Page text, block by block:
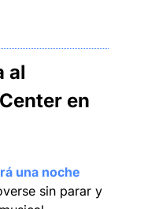
al
en
una noche
sin parar y